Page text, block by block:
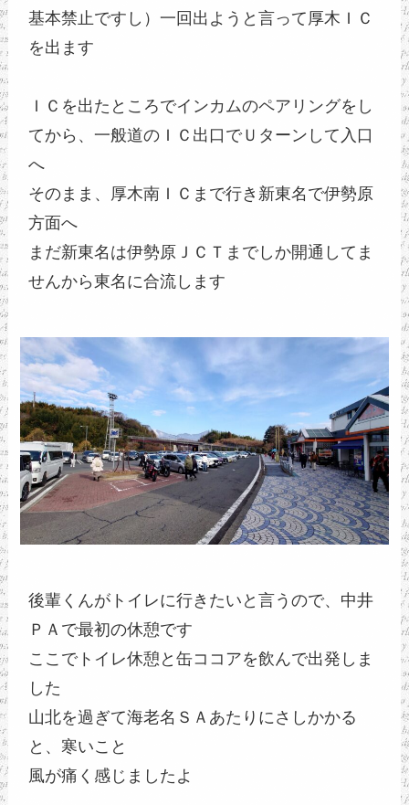
基本禁止ですし）一回出ようと言って厚木ＩＣ
を出ます
ＩＣを出たところでインカムのペアリングをし
てから、一般道のＩＣ出口でＵターンして入口
へ
そのまま、厚木南ＩＣまで行き新東名で伊勢原
方面へ
まだ新東名は伊勢原ＪＣＴまでしか開通してま
せんから東名に合流します
後輩くんがトイレに行きたいと言うので、中井
ＰＡで最初の休憩です
ここでトイレ休憩と缶ココアを飲んで出発しま
した
山北を過ぎて海老名ＳＡあたりにさしかかる
と、寒いこと
風が痛く感じましたよ